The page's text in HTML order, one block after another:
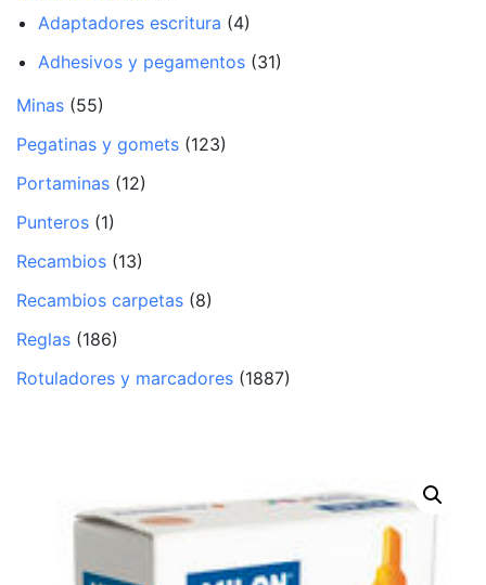
Adaptadores escritura (4)
Adhesivos y pegamentos (31)
Minas (55)
Pegatinas y gomets (123)
Portaminas (12)
Punteros (1)
Recambios (13)
Recambios carpetas (8)
Reglas (186)
Rotuladores y marcadores (1887)